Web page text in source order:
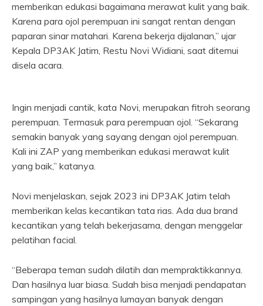
memberikan edukasi bagaimana merawat kulit yang baik.
Karena para ojol perempuan ini sangat rentan dengan
paparan sinar matahari. Karena bekerja dijalanan,” ujar
Kepala DP3AK Jatim, Restu Novi Widiani, saat ditemui
disela acara.
Ingin menjadi cantik, kata Novi, merupakan fitroh seorang
perempuan. Termasuk para perempuan ojol. “Sekarang
semakin banyak yang sayang dengan ojol perempuan.
Kali ini ZAP yang memberikan edukasi merawat kulit
yang baik,” katanya.
Novi menjelaskan, sejak 2023 ini DP3AK Jatim telah
memberikan kelas kecantikan tata rias. Ada dua brand
kecantikan yang telah bekerjasama, dengan menggelar
pelatihan facial.
“Beberapa teman sudah dilatih dan mempraktikkannya.
Dan hasilnya luar biasa. Sudah bisa menjadi pendapatan
sampingan yang hasilnya lumayan banyak dengan